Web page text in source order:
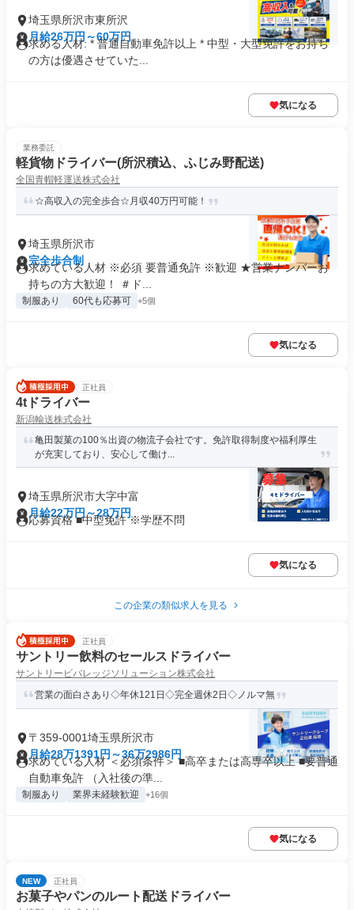
埼玉県所沢市東所沢
月給26万円～60万円
求める人材: * 普通自動車免許以上 * 中型・大型免許をお持ち
の方は優遇させていた...
気になる
業務委託
軽貨物ドライバー(所沢積込、ふじみ野配送)
全国青帽軽運送株式会社
☆高収入の完全歩合☆月収40万円可能！
埼玉県所沢市
完全歩合制
求めている人材 ※必須 要普通免許 ※歓迎 ★営業ナンバーお
持ちの方大歓迎！ ＃ド...
制服あり 60代も応募可 +5個
気になる
正社員
4tドライバー
新潟輸送株式会社
亀田製菓の100％出資の物流子会社です。免許取得制度や福利厚生
が充実しており、安心して働け...
埼玉県所沢市大字中富
月給22万円～28万円
応募資格 ■中型免許 ※学歴不問
気になる
この企業の類似求人を見る
正社員
サントリー飲料のセールスドライバー
サントリービバレッジソリューション株式会社
営業の面白さあり◇年休121日◇完全週休2日◇ノルマ無
〒359-0001埼玉県所沢市
月給28万1391円～36万2986円
求めている人材 ＜必須条件＞ ■高卒または高専卒以上 ■要普通
自動車免許 （入社後の準...
制服あり 業界未経験歓迎 +16個
気になる
NEW 正社員
お菓子やパンのルート配送ドライバー